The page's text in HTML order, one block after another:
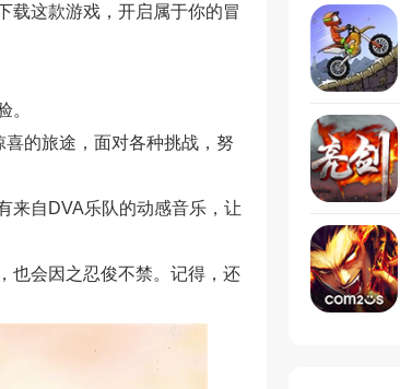
载这款游戏，开启属于你的冒
。
喜的旅途，面对各种挑战，努
来自DVA乐队的动感音乐，让
也会因之忍俊不禁。记得，还